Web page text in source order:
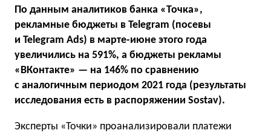
По данным аналитиков банка «Точка»,
рекламные бюджеты в Telegram (посевы
и Telegram Ads) в марте-июне этого года
увеличились на 591%, а бюджеты рекламы
«ВКонтакте» — на 146% по сравнению
с аналогичным периодом 2021 года (результаты
исследования есть в распоряжении Sostav).
Эксперты «Точки» проанализировали платежи